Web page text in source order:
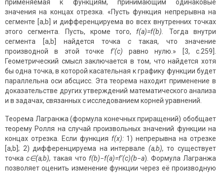
применяемая к функциям, принимающим одинаковые
значения на концах отрезка. «Пусть функция непрерывна на
сегменте [a,b] и дифференцируема во всех внутренних точках
этого сегмента. Пусть, кроме того, f(a)=f(b).
Тогда внутри
сегмента [a,b] найдется точка c такая, что значение
производной в этой точке f’(c) равно нулю.» [3, с.259].
Геометрический смысл заключается в том, что найдется хотя
бы одна точка, в которой касательная к графику функции будет
параллельна оси абсцисс. Эта теорема находит применение в
доказательстве других утверждений математического анализа
и в задачах, связанных с исследованием корней уравнений.
Теорема Лагранжа (формула конечных приращений) обобщает
теорему Ролля на случай произвольных значений функции на
концах отрезка. Если функция f(x):1) непрерывна на отрезке
[a,b]; 2) дифференцируема на интервале (a,b), то существует
точкаc∈(a,b), такая что f(b)−f(a)=f’(c)(b−a). Формула Лагранжа
позволяет оценить изменение функции через её производную